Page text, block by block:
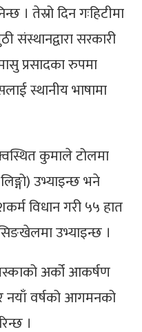
। तेस्रो दिन गःहिटीमा
संस्थानद्वारा सरकारी
प्रसादका रुपमा
स्थानीय भाषामा
कुमाले टोलमा
उभ्याइन्छ भने
विधान गरी ५५ हात
उभ्याइन्छ ।
अर्को आकर्षण
नयाँ वर्षको आगमनको
।